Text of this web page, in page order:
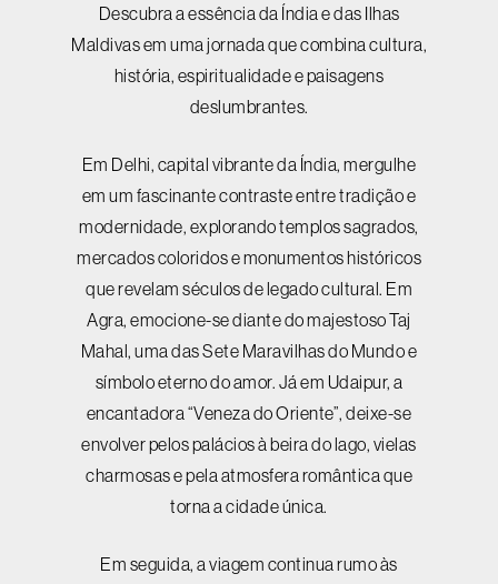
Descubra a essência da Índia e das Ilhas
Maldivas em uma jornada que combina cultura,
história, espiritualidade e paisagens
deslumbrantes.
Em Delhi, capital vibrante da Índia, mergulhe
em um fascinante contraste entre tradição e
modernidade, explorando templos sagrados,
mercados coloridos e monumentos históricos
que revelam séculos de legado cultural. Em
Agra, emocione-se diante do majestoso Taj
Mahal, uma das Sete Maravilhas do Mundo e
símbolo eterno do amor. Já em Udaipur, a
encantadora “Veneza do Oriente”, deixe-se
envolver pelos palácios à beira do lago, vielas
charmosas e pela atmosfera romântica que
torna a cidade única.
Em seguida, a viagem continua rumo às